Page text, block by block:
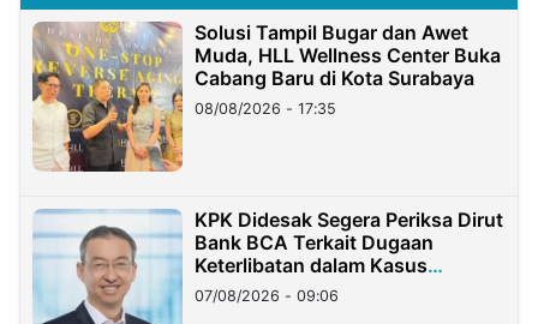
Solusi Tampil Bugar dan Awet
Muda, HLL Wellness Center Buka
Cabang Baru di Kota Surabaya
08/08/2026 - 17:35
KPK Didesak Segera Periksa Dirut
Bank BCA Terkait Dugaan
Keterlibatan dalam Kasus
Hilangnya Dana Nasabah Rp2,58
Miliar
07/08/2026 - 09:06